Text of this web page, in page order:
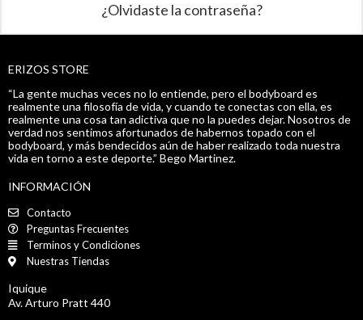
¿Olvidaste la contraseña?
ERIZOS STORE
“La gente muchas veces no lo entiende, pero el bodyboard es
realmente una filosofía de vida, y cuando te conectas con ella, es
realmente una cosa tan adictiva que no la puedes dejar. Nosotros de
verdad nos sentimos afortunados de habernos topado con el
bodyboard, y más bendecidos aún de haber realizado toda nuestra
vida en torno a este deporte.” Bego Martinez.
INFORMACIÓN
Contacto
Preguntas Frecuentes
Terminos y Condiciones
Nuestras Tiendas
Iquique
Av. Arturo Pratt 440